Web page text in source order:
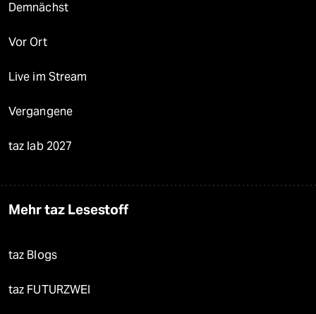
Demnächst
Vor Ort
Live im Stream
Vergangene
taz lab 2027
Mehr taz Lesestoff
taz Blogs
taz FUTURZWEI